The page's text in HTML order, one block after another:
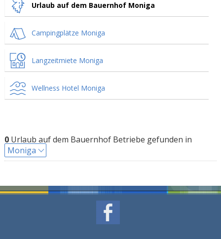
Urlaub auf dem Bauernhof Moniga
Campingplätze Moniga
Langzeitmiete Moniga
Wellness Hotel Moniga
0Urlaub auf dem Bauernhof Betriebe gefunden in
Moniga